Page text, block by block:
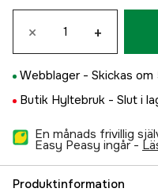
× +
Webblager - Skickas
Butik Hyltebruk - Slut i
En månads frivillig
Easy Peasy ingår -
Produktinformation